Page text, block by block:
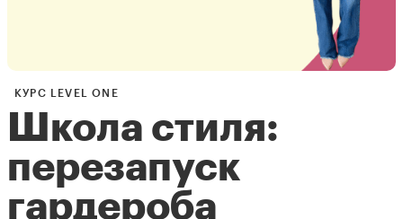
КУРС LEVEL ONE
Школа стиля:
перезапуск
гардероба